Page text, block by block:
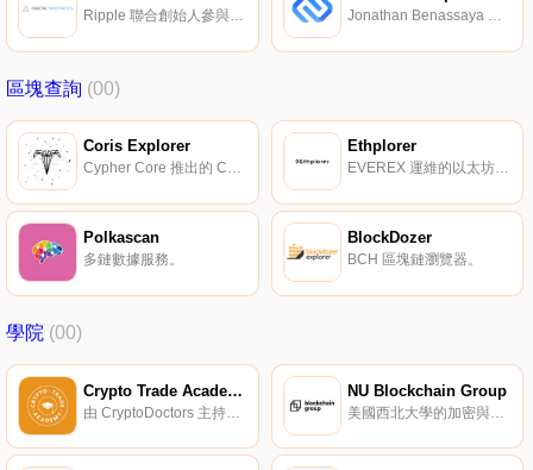
Ripple 聯合創始人參與的數字基金，投資日益增長的數字資產領域。 Jonathan Benassaya 創辦的加密數字投資基金。
區塊查詢 (00)
Coris Explorer
Cypher Core 推出的 Cosmos 區塊查詢工具。
Ethplorer
EVEREX 運維的以太坊及代幣區塊鏈瀏覽器。
Polkascan
多鏈數據服務。
BlockDozer
BCH 區塊鏈瀏覽器。
學院 (00)
Crypto Trade Academy
由 CryptoDoctors 主持的在線交易課程。
NU Blockchain Group